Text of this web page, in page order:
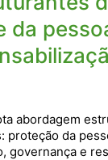
da
abordagem
proteção da
governança e